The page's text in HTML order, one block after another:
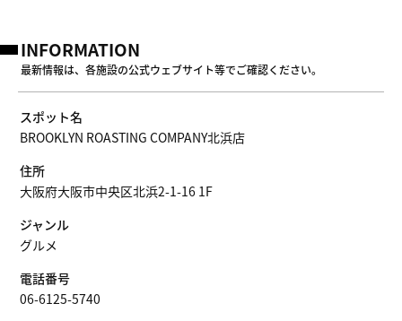
INFORMATION
最新情報は、各施設の公式ウェブサイト等でご確認ください。
スポット名
BROOKLYN ROASTING COMPANY北浜店
住所
大阪府大阪市中央区北浜2-1-16 1F
ジャンル
グルメ
電話番号
06-6125-5740